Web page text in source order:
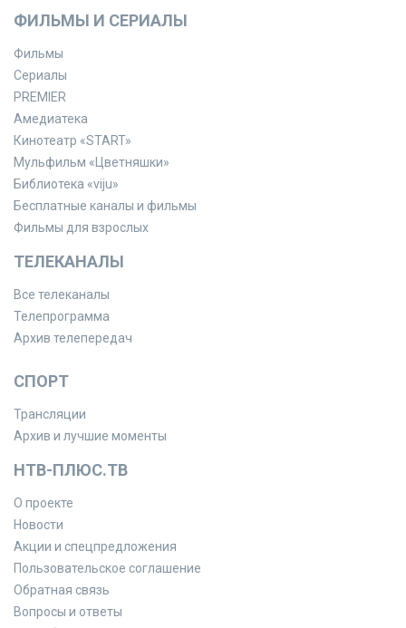
ФИЛЬМЫ И СЕРИАЛЫ
Фильмы
Сериалы
PREMIER
Амедиатека
Кинотеатр «START»
Мульфильм «Цветняшки»
Библиотека «viju»
Бесплатные каналы и фильмы
Фильмы для взрослых
ТЕЛЕКАНАЛЫ
Все телеканалы
Телепрограмма
Архив телепередач
СПОРТ
Трансляции
Архив и лучшие моменты
НТВ-ПЛЮС.ТВ
О проекте
Новости
Акции и спецпредложения
Пользовательское соглашение
Обратная связь
Вопросы и ответы